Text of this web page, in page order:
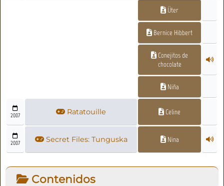
Üter
Bernice Hibbert
Conejitos de
chocolate
Niña
2007 Ratatouille Celine
2007 Secret Files: Tunguska Nina
Contenidos